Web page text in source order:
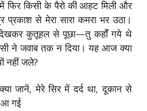
फिर किसी के पैरो की आहट मिली और
प्रकाश से मेरा सारा कमरा भर उठा।
कुतूहल से पूछा—तु कहॉँ गये थे
ने जवाब तक न दिया। यह आज क्या
नहीं जले?
जानें, मेरे सिर में दर्द था, दूकान से
आ गई